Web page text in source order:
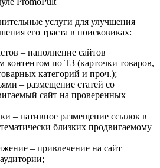
услуги для улучшения
его траста в поисковиках:
– наполнение сайтов
контентом по ТЗ (карточки товаров,
категорий и проч.);
– размещение статей со
сайт на проверенных
– нативное размещение ссылок в
близких продвигаемому
– привлечение на сайт